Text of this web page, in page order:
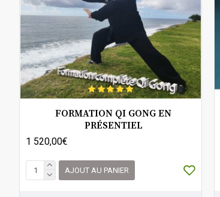
FORMATION QI GONG EN
PRÉSENTIEL
1 520,00€
AJOUT AU PANIER